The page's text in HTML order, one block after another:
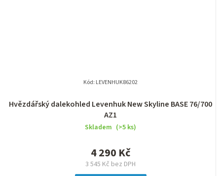
Hvězdářský dalekohled Levenhuk New Skyline BASE 76/700
AZ1
Skladem (>5 ks)
3 545 Kč bez DPH
4 290 Kč
Kód: LEVENHUK86202